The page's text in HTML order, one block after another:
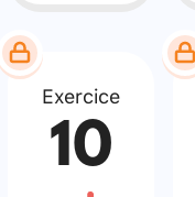
Exercice
10